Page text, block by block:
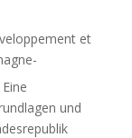
et
und